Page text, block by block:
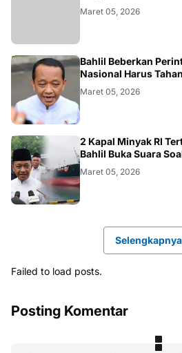
Maret 05, 2026
BISNIS
Bahlil Beberkan
Nasional Harus
Maret 05, 2026
BISNIS
2 Kapal Minyak RI
Bahlil Buka Suara
Maret 05, 2026
Selengkapnya
Failed to load posts.
Posting Komentar